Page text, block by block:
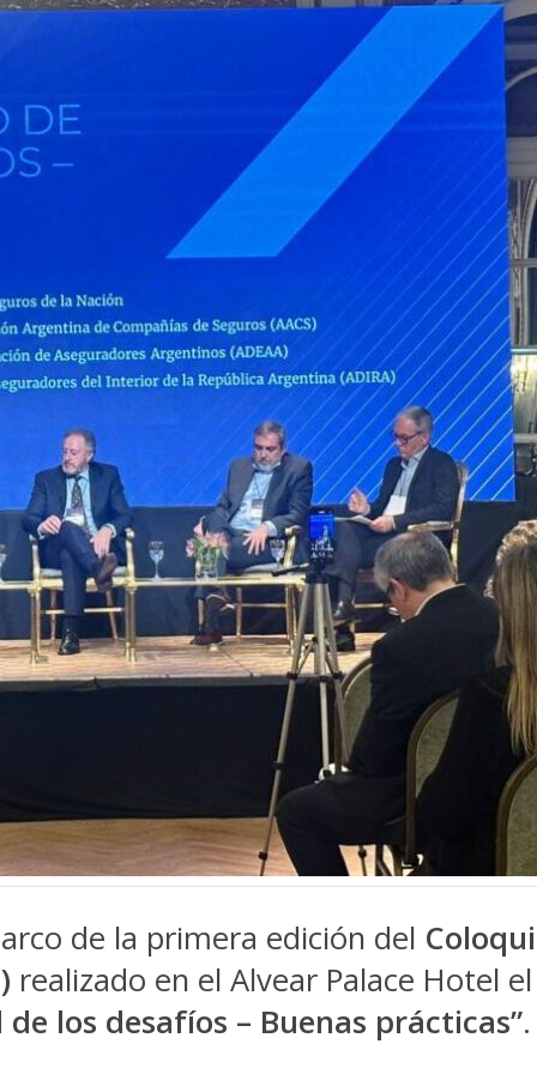
de la primera edición del
realizado en el Alvear Palace Hotel
los desafíos – Buenas prácticas”.